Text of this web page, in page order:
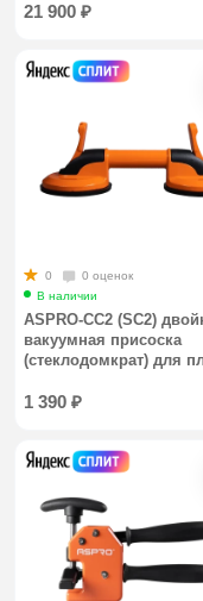
21 900₽
0
0 оценок
В наличии
ASPRO-СС2 (SC2)
вакуумная присоска
(стеклодомкрат) для
1 390₽